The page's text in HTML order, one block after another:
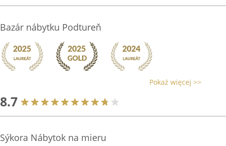
Bazár nábytku Podtureň
Pokaż więcej >>
8.7
Sýkora Nábytok na mieru